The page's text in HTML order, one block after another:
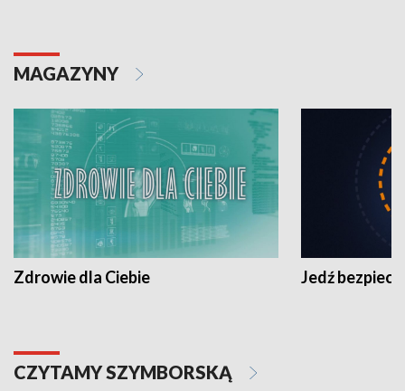
MAGAZYNY
Zdrowie dla Ciebie Jedź
CZYTAMY SZYMBORSKĄ